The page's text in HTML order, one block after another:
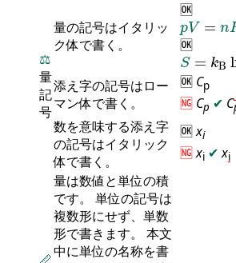
⚖️
量
記
号
量の記号はイタリッ
ク体で書く。
🆗
pV = n
pV= RT
🆗
S = kB
S= Bln
添え字の記号はロー
マン体で書く。
🆗 Cp
🆖 Cp ✔ C
数を意味する添え字
の記号はイタリック
体で書く。
🆗xi
🆖xi ✔ xi
量は数値と単位の積
です。 単位の記号は
複数形にせず、単数
形で書きます。 本文
中に単位の名称を書